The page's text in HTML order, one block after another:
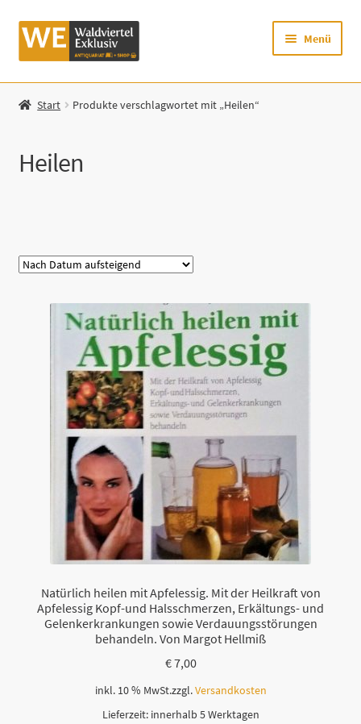
Zur
Navigation
Zum
Inhalt
Menü
Startseite
Mein Konto
Zur Waldviertel Exklusiv-Website
Start Produkte verschlagwortet mit „Heilen“
Heilen
Natürlich heilen mit Apfelessig. Mit der Heilkraft von
Apfelessig Kopf-und Halsschmerzen, Erkältungs- und
Gelenkerkrankungen sowie Verdauungsstörungen
behandeln. Von Margot Hellmiß
€7,00
inkl. 10 % MwSt.zzgl.Versandkosten
Lieferzeit: innerhalb 5 Werktagen